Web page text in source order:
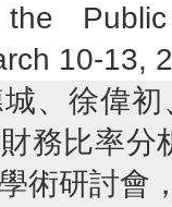
10-13,
、徐偉
財務比率
術研討會